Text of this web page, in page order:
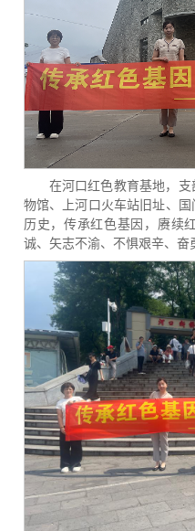
在河口红色教育基地，
物馆、上河口火车站旧址、
历史，传承红色基因，赓续
诚、矢志不渝、不惧艰辛、奋